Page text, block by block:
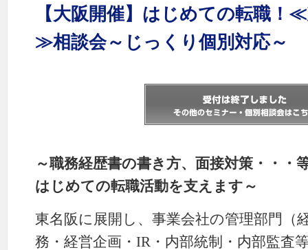
【大阪開催】はじめての転職！
≫相談会～じっくり個別対応～
～職務経歴書の書き方、面接対策・・・
はじめての転職活動を支えます～
東名阪に展開し、事業会社の管理部門（
務・経営企画・IR・内部統制・内部監査